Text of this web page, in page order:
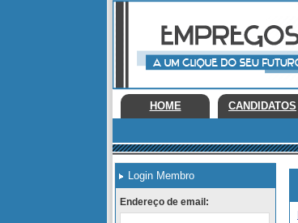
HOME CANDIDATOS
Login Membro
Endereço de email: